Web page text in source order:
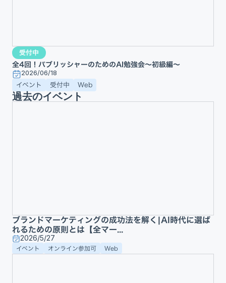
受付中
全4回！パブリッシャーのためのAI勉強会〜初級編〜
2026/06/18
イベント 受付中 Web
過去のイベント
ブランドマーケティングの成功法を解く|AI時代に選ば
れるための原則とは【全マー...
2026/5/27
イベント オンライン参加可 Web